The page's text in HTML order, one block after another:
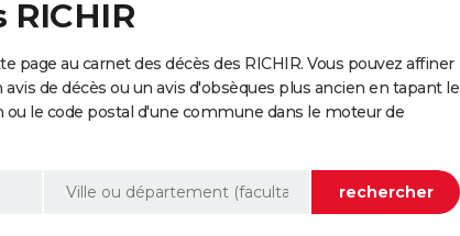
RICHIR
page au carnet des décès des RICHIR. Vous pouvez affiner
de décès ou un avis d'obsèques plus ancien en tapant le
le code postal d'une commune dans le moteur de